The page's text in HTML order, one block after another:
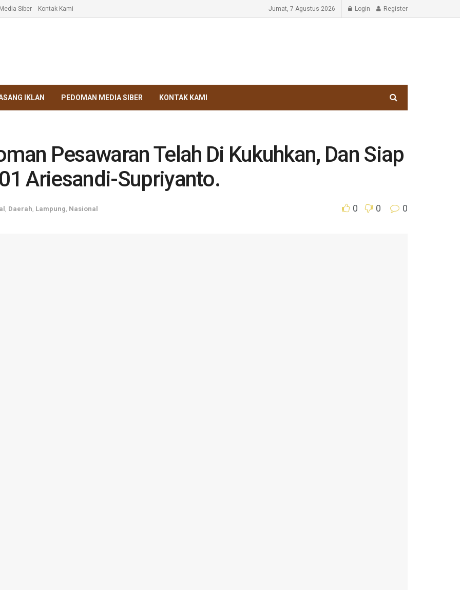
Siber Kontak Kami Jumat, 7 Agustus 2026 Login Register
IKLAN PEDOMAN MEDIA SIBER KONTAK KAMI
Pesawaran Telah Di Kukuhkan, Dan Siap
Ariesandi-Supriyanto.
Daerah Lampung Nasional 0 0 0